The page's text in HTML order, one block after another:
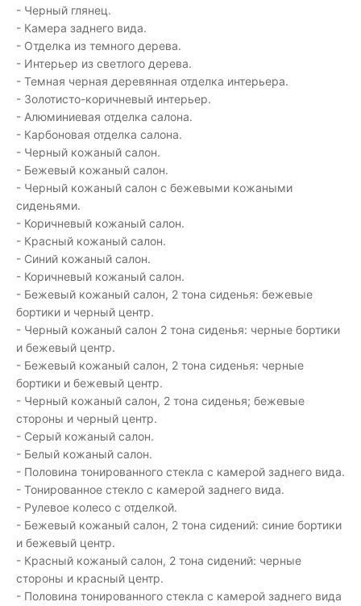
- Черный глянец.
- Камера заднего вида.
- Отделка из темного дерева.
- Интерьер из светлого дерева.
- Темная черная деревянная отделка интерьера.
- Золотисто-коричневый интерьер.
- Алюминиевая отделка салона.
- Карбоновая отделка салона.
- Черный кожаный салон.
- Бежевый кожаный салон.
- Черный кожаный салон с бежевыми кожаными
сиденьями.
- Коричневый кожаный салон.
- Красный кожаный салон.
- Синий кожаный салон.
- Коричневый кожаный салон.
- Бежевый кожаный салон, 2 тона сиденья: бежевые
бортики и черный центр.
- Черный кожаный салон 2 тона сиденья: черные бортики
и бежевый центр.
- Бежевый кожаный салон, 2 тона сиденья: черные
бортики и бежевый центр.
- Черный кожаный салон, 2 тона сиденья; бежевые
стороны и черный центр.
- Серый кожаный салон.
- Белый кожаный салон.
- Половина тонированного стекла с камерой заднего вида.
- Тонированное стекло с камерой заднего вида.
- Рулевое колесо с отделкой.
- Бежевый кожаный салон, 2 тона сидений: синие бортики
и бежевый центр.
- Красный кожаный салон, 2 тона сидений: черные
стороны и красный центр.
- Половина тонированного стекла с камерой заднего вида